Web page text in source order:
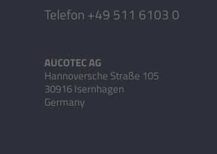
Telefon +49 511 6103 0
AUCOTEC AG
Hannoversche Straße 105
30916 Isernhagen
Germany